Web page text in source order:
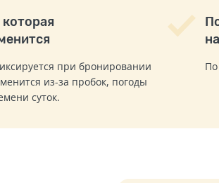
при бронировании
из-за пробок, погоды
суток.